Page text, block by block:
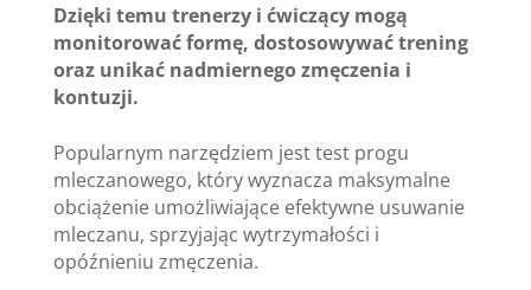
Dzięki temu trenerzy i ćwiczący mogą
monitorować formę, dostosowywać trening
oraz unikać nadmiernego zmęczenia i
kontuzji.
Popularnym narzędziem jest test progu
mleczanowego, który wyznacza maksymalne
obciążenie umożliwiające efektywne usuwanie
mleczanu, sprzyjając wytrzymałości i
opóźnieniu zmęczenia.